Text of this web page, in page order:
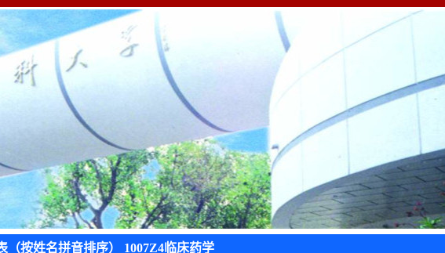
（按姓名拼音排序） 1007Z4临床药学